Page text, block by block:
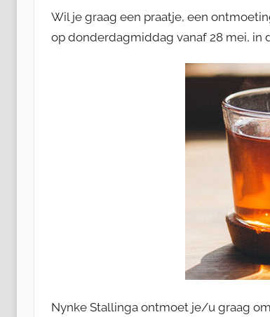
o
Wil je graag een praatje, een
op donderdagmiddag vanaf 28 mei, in
Nynke Stallinga ontmoet je/u graag